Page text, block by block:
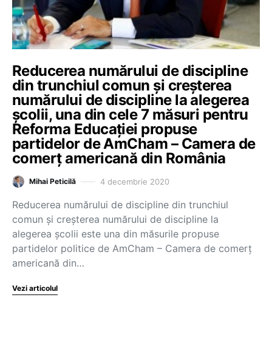
Reducerea numărului de discipline
din trunchiul comun și creșterea
numărului de discipline la alegerea
școlii, una din cele 7 măsuri pentru
Reforma Educației propuse
partidelor de AmCham – Camera de
comerț americană din România
Mihai Peticilă 4 decembrie 2020
Reducerea numărului de discipline din trunchiul
comun și creșterea numărului de discipline la
alegerea școlii este una din măsurile propuse
partidelor politice de AmCham – Camera de comerț
americană din…
Vezi articolul